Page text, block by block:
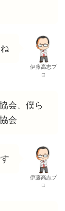
伊藤高志プ
ロ
会、僕ら
会
伊藤高志プ
ロ